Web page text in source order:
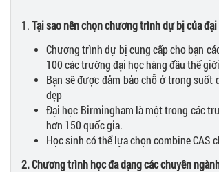
1.Tại sao nên chọn chương trình dự bị của
Chương trình dự bị cung cấp cho bạn
100 các trường đại học hàng đầu thế
Bạn sẽ được đảm bảo chỗ ở trong
đẹp
Đại học Birmingham là một trong các
hơn 150 quốc gia.
Học sinh có thể lựa chọn combine
2. Chương trình học đa dạng các chuyên